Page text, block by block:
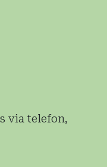
via telefon,